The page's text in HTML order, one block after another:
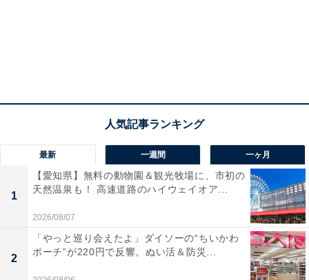
最新 一週間 一ヶ月
1
【愛知県】無料の動物園＆観光牧場に、市初の
天然温泉も！ 高速道路のハイウェイオア...
2026/08/07
2
「やっと巡り会えたよ」ダイソーの“ちいかわ
ポーチ”が220円で反響。ぬい活＆防災...